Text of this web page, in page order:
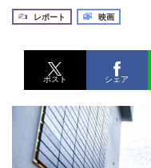
レポート
映画
ポスト シェア